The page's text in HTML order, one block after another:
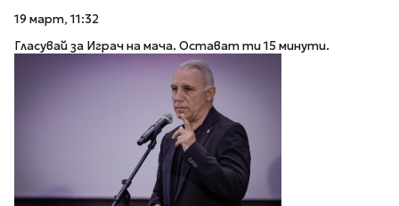
19 март, 11:32
Гласувай за Играч на мача. Остават ти 15 минути.